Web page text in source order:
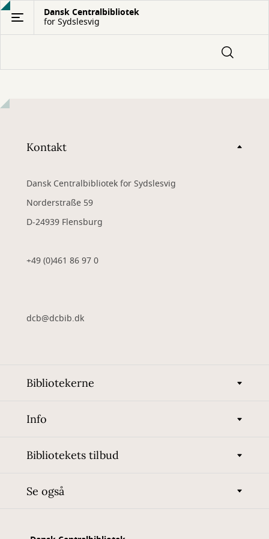
Gå
hovedindhold
Dansk Centralbibliotek
for Sydslesvig
Kontakt
Dansk Centralbibliotek for Sydslesvig
Norderstraße 59
D-24939 Flensburg
+49 (0)461 86 97 0
dcb@dcbib.dk
Bibliotekerne
Info
Bibliotekets tilbud
Se også